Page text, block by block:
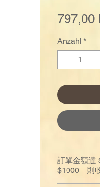
797,00
Anzahl *
訂單金額達
$1000，則